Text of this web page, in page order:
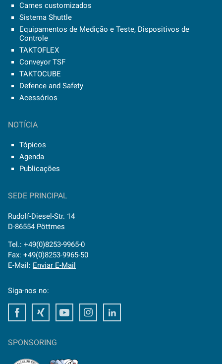
Cames customizados
Sistema Shuttle
Equipamentos de Medição e Teste, Dispositivos de
Controle
TAKTOFLEX
Conveyor TSF
TAKTOCUBE
Defence and Safety
Acessórios
NOTÍCIA
Tópicos
Agenda
Publicações
SEDE PRINCIPAL
Rudolf-Diesel-Str. 14
D-86554 Pöttmes
Tel.: +49(0)8253-9965-0
Fax: +49(0)8253-9965-50
E-Mail: Enviar E-Mail
Siga-nos no:
FacebookXing Youtube Instagram
SPONSORING